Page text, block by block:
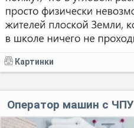
Картинки
Оператор машин с ЧПУ